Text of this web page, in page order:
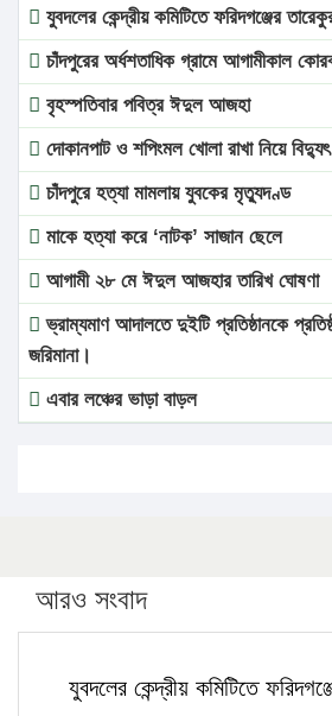
যুবদলের কেন্দ্রীয় কমিটিতে ফরিদগঞ্জের
চাঁদপুরের অর্ধশতাধিক গ্রামে আগামীকাল
বৃহস্পতিবার পবিত্র ঈদুল আজহা
দোকানপাট ও শপিংমল খোলা রাখা নিয়ে বিদ্যুৎ
চাঁদপুরে হত্যা মামলায় যুবকের মৃত্যুদণ্ড
মাকে হত্যা করে ‘নাটক’ সাজান ছেলে
আগামী ২৮ মে ঈদুল আজহার তারিখ ঘোষণা
ভ্রাম্যমাণ আদালতে দুইটি প্রতিষ্ঠানকে
জরিমানা।
এবার লঞ্চের ভাড়া বাড়ল
সারা দেশে বজ্রাঘাতে ১৪ জনের প্রাণহানি
ফরিদগঞ্জে আগুনে পুড়লো ৬ ব্যবসা প্রতিষ্ঠান
আরও সংবাদ
যুবদলের কেন্দ্রীয় কমিটিতে